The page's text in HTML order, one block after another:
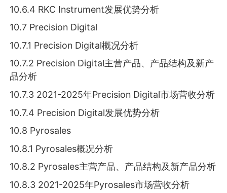
10.6.4 RKC Instrument发展优势分析
10.7 Precision Digital
10.7.1 Precision Digital概况分析
10.7.2 Precision Digital主营产品、产品结构及新产
品分析
10.7.3 2021-2025年Precision Digital市场营收分析
10.7.4 Precision Digital发展优势分析
10.8 Pyrosales
10.8.1 Pyrosales概况分析
10.8.2 Pyrosales主营产品、产品结构及新产品分析
10.8.3 2021-2025年Pyrosales市场营收分析